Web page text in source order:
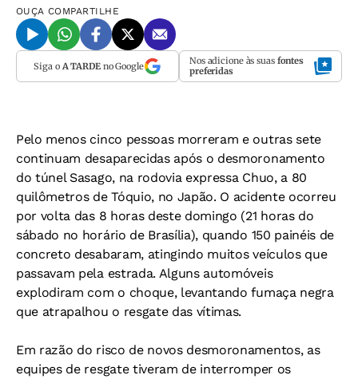
OUÇA COMPARTILHE
Siga o A TARDEno Google Nos adicione às suas fontes
preferidas
Pelo menos cinco pessoas morreram e outras sete
continuam desaparecidas após o desmoronamento
do túnel Sasago, na rodovia expressa Chuo, a 80
quilômetros de Tóquio, no Japão. O acidente ocorreu
por volta das 8 horas deste domingo (21 horas do
sábado no horário de Brasília), quando 150 painéis de
concreto desabaram, atingindo muitos veículos que
passavam pela estrada. Alguns automóveis
explodiram com o choque, levantando fumaça negra
que atrapalhou o resgate das vítimas.
Em razão do risco de novos desmoronamentos, as
equipes de resgate tiveram de interromper os